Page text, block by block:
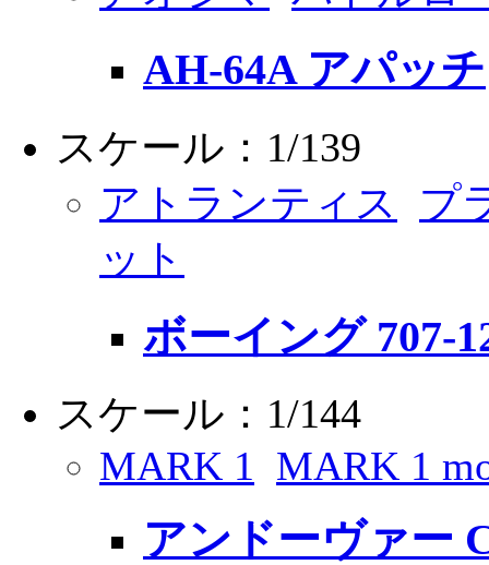
AH-64A アパッチ
スケール：1/139
アトランティス
プ
ット
ボーイング 707-
スケール：1/144
MARK 1 MARK 1
アンドーヴァー